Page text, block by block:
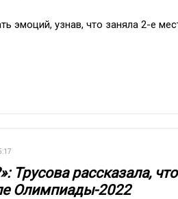
эмоций, узнав, что заняла 2-е
Трусова рассказала, что
Олимпиады-2022